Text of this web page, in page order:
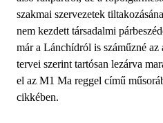
szakmai szervezetek
nem kezdett társadalmi
már a Lánchídról is száműzné
tervei szerint tartósan lezárva
el az M1 Ma reggel című
cikkében.